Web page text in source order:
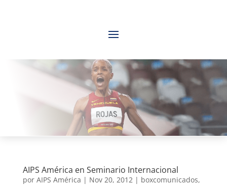
AIPS América en Seminario Internacional
por AIPS América | Nov 20, 2012| boxcomunicados,